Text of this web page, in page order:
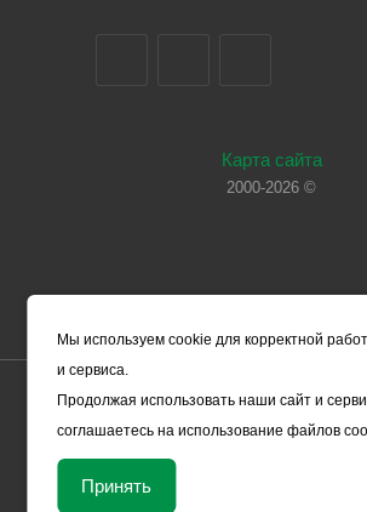
Карта сайта
2000-2026 ©
Цены, указанные на сайте, носят
являются офертой (в соответствии со ст.
Договора. Окончательная стоимость
Мы используем cookie для корректной
и сервиса.
Продолжая использовать наши сайт и
соглашаетесь на использование файлов
Принять